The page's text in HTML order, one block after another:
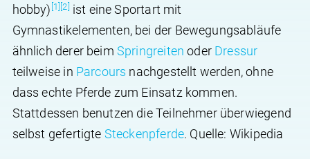
hobby) [1][2] ist eine Sportart mit
Gymnastikelementen, bei der Bewegungsabläufe
ähnlich derer beim Springreiten oder Dressur
teilweise in Parcours nachgestellt werden, ohne
dass echte Pferde zum Einsatz kommen.
Stattdessen benutzen die Teilnehmer überwiegend
selbst gefertigte Steckenpferde. Quelle: Wikipedia